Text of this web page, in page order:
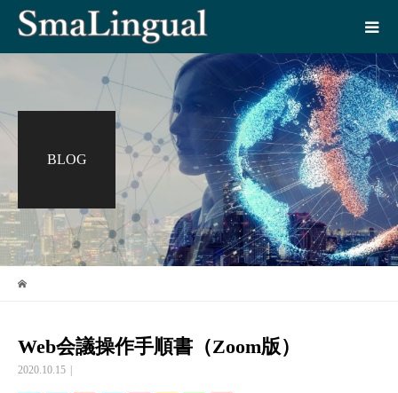
BLOG
Web会議操作手順書（Zoom版）
2020.10.15